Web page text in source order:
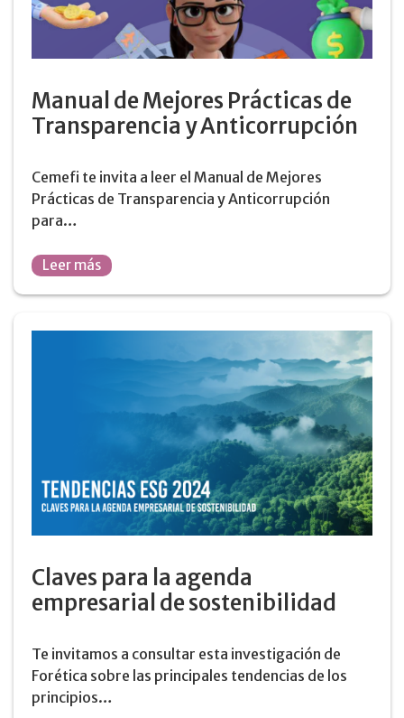
Manual de Mejores Prácticas de
Transparencia y Anticorrupción
Cemefi te invita a leer el Manual de Mejores
Prácticas de Transparencia y Anticorrupción
para…
Leer más
Claves para la agenda
empresarial de sostenibilidad
Te invitamos a consultar esta investigación de
Forética sobre las principales tendencias de los
principios…